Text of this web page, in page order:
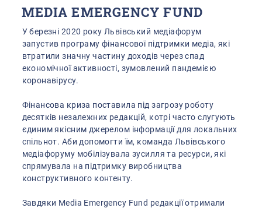
MEDIA EMERGENCY FUND
У березні 2020 року Львівський медіафорум
запустив програму фінансової підтримки медіа, які
втратили значну частину доходів через спад
економічної активності, зумовлений пандемією
коронавірусу.
Фінансова криза поставила під загрозу роботу
десятків незалежних редакцій, котрі часто слугують
єдиним якісним джерелом інформації для локальних
спільнот. Аби допомогти їм, команда Львівського
медіафоруму мобілізувала зусилля та ресурси, які
спрямувала на підтримку виробництва
конструктивного контенту.
Завдяки Media Emergency Fund редакції отримали